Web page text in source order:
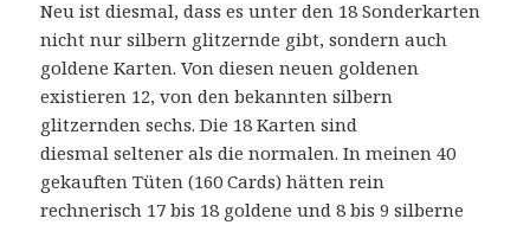
Neu ist diesmal, dass es unter den 18 Sonderkarten
nicht nur silbern glitzernde gibt, sondern auch
goldene Karten. Von diesen neuen goldenen
existieren 12, von den bekannten silbern
glitzernden sechs. Die 18 Karten sind
diesmal seltener als die normalen. In meinen 40
gekauften Tüten (160 Cards) hätten rein
rechnerisch 17 bis 18 goldene und 8 bis 9 silberne